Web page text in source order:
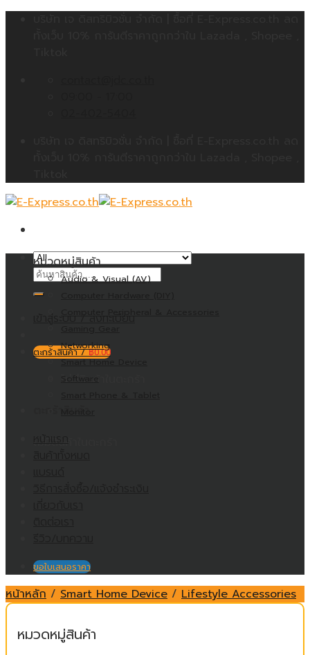
ค้นหา:
ตะกร้าสินค้า /฿0.00
ไม่มีสินค้าในตะกร้า
หมวดหมู่สินค้า
Audio & Visual (AV)
Networking
Smart Home Device
Software
ขอใบเสนอราคา
หน้าหลัก / Smart Home Device / Lifestyle Accessories
หมวดหมู่สินค้า